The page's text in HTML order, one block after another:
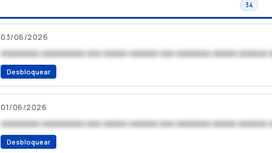
34
03/06/2026
xxxxxxxx xxxxxxxxx xxx xxxxx xxxxxx xxx xxxxxxx xxxxx xxxxxx
Desbloquear
01/06/2026
xxxxxxxx xxxxxxxxx xxx xxxxx xxxxxx xxx xxxxxxx xxxxx xxxxxx
Desbloquear